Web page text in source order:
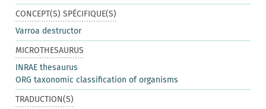
CONCEPT(S) SPÉCIFIQUE(S)
Varroa destructor
MICROTHESAURUS
INRAE thesaurus
ORG taxonomic classification of organisms
TRADUCTION(S)